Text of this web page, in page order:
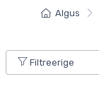
Algus
Filtreerige